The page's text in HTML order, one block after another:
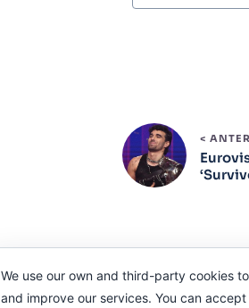
<
We use our own and third-party cookies
and improve our services. You can